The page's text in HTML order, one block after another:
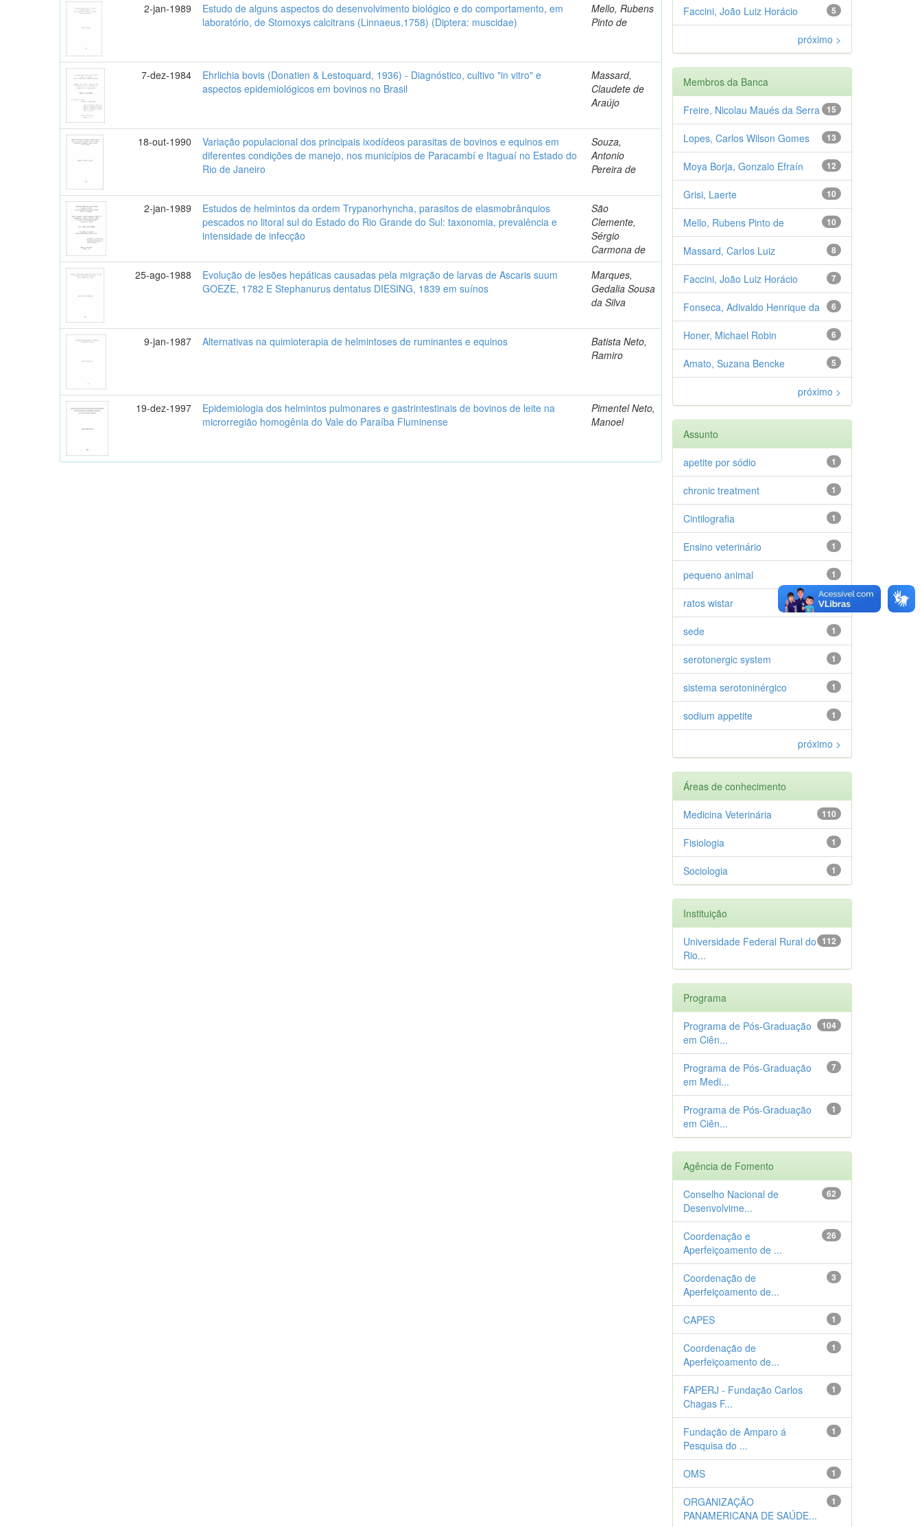
2-jan-1989
Estudo de alguns aspectos do desenvolvimento biológico e do comportamento, em
laboratório, de Stomoxys calcitrans (Linnaeus,1758) (Diptera: muscidae)
Mello, Rubens
Pinto de
7-dez-1984
Ehrlichia bovis (Donatien & Lestoquard, 1936) - Diagnóstico, cultivo "in vitro" e
aspectos epidemiológicos em bovinos no Brasil
Massard,
Claudete de
Araújo
18-out-1990
Variação populacional dos principais ixodídeos parasitas de bovinos e equinos em
diferentes condições de manejo, nos municípios de Paracambí e Itaguaí no Estado do
Rio de Janeiro
Souza,
Antonio
Pereira de
2-jan-1989
Estudos de helmintos da ordem Trypanorhyncha, parasitos de elasmobrânquios
pescados no litoral sul do Estado do Rio Grande do Sul: taxonomia, prevalência e
intensidade de infecção
São
Clemente,
Sérgio
Carmona de
25-ago-1988
Evolução de lesões hepáticas causadas pela migração de larvas de Ascaris suum
GOEZE, 1782 E Stephanurus dentatus DIESING, 1839 em suínos
Marques,
Gedalia Sousa
da Silva
9-jan-1987 Alternativas na quimioterapia de helmintoses de ruminantes e equinos
Batista Neto,
Ramiro
19-dez-1997
Epidemiologia dos helmintos pulmonares e gastrintestinais de bovinos de leite na
microrregião homogênia do Vale do Paraíba Fluminense
Pimentel Neto,
Manoel
5
Faccini, João Luiz Horácio
próximo >
Membros da Banca
15
Freire, Nicolau Maués da Serra
13
Lopes, Carlos Wilson Gomes
12
Moya Borja, Gonzalo Efraín
10
Grisi, Laerte
10
Mello, Rubens Pinto de
8
Massard, Carlos Luiz
7
Faccini, João Luiz Horácio
6
Fonseca, Adivaldo Henrique da
6
Honer, Michael Robin
5
Amato, Suzana Bencke
próximo >
Assunto
1
apetite por sódio
1
chronic treatment
1
Cintilografia
1
Ensino veterinário
1
pequeno animal
1
ratos wistar
1
sede
1
serotonergic system
1
sistema serotoninérgico
1
sodium appetite
próximo >
Áreas de conhecimento
110
Medicina Veterinária
1
Fisiologia
1
Sociologia
Instituição
112
Universidade Federal Rural do
Rio...
Programa
104
Programa de Pós-Graduação
em Ciên...
7
Programa de Pós-Graduação
em Medi...
1
Programa de Pós-Graduação
em Ciên...
Agência de Fomento
62
Conselho Nacional de
Desenvolvime...
26
Coordenação e
Aperfeiçoamento de ...
3
Coordenação de
Aperfeiçoamento de...
1
CAPES
1
Coordenação de
Aperfeiçoamento de...
1
FAPERJ - Fundação Carlos
Chagas F...
1
Fundação de Amparo á
Pesquisa do ...
1
OMS
1
ORGANIZAÇÃO
PANAMERICANA DE SAÚDE...